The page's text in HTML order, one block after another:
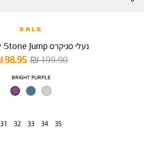
SALE
נעלי סניקרס Stone Jump לפעוטות
מחיר
מוצר
98.95 ₪
מחיר
199.90 ₪
צבע
BRIGHT PURPLE
31 32 33 34 35